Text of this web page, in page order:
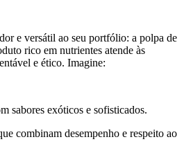
e versátil ao seu portfólio: a polpa de
rico em nutrientes atende às
e ético. Imagine:
exóticos e sofisticados.
desempenho e respeito ao